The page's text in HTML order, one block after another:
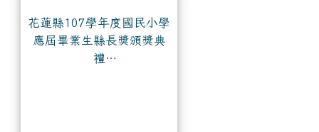
花蓮縣107學年度國民小學
應屆畢業生縣長獎頒獎典
禮